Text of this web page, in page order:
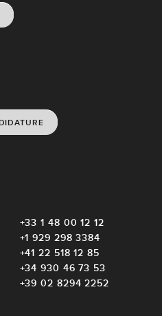
+33 1 48 00 12 12
+1 929 298 3384
+41 22 518 12 85
+34 930 46 73 53
+39 02 8294 2252